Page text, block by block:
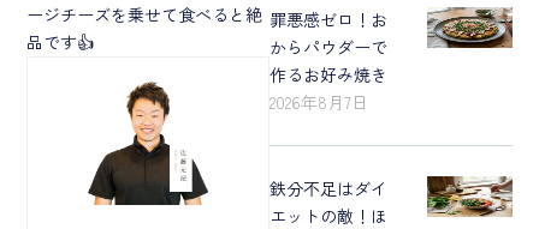
ージチーズを乗せて食べると絶
品です👍
罪悪感ゼロ！お
からパウダーで
作るお好み焼き
2026年8月7日
鉄分不足はダイ
エットの敵！ほ